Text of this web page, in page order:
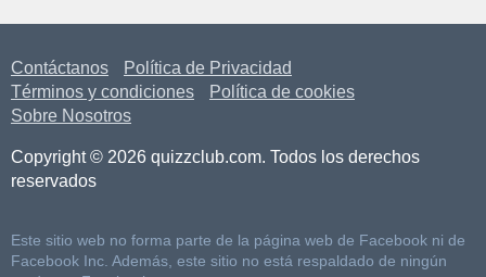
Contáctanos
Política de Privacidad
Términos y condiciones
Política de cookies
Sobre Nosotros
Copyright © 2026 quizzclub.com. Todos los derechos
reservados
Este sitio web no forma parte de la página web de Facebook ni de
Facebook Inc. Además, este sitio no está respaldado de ningún